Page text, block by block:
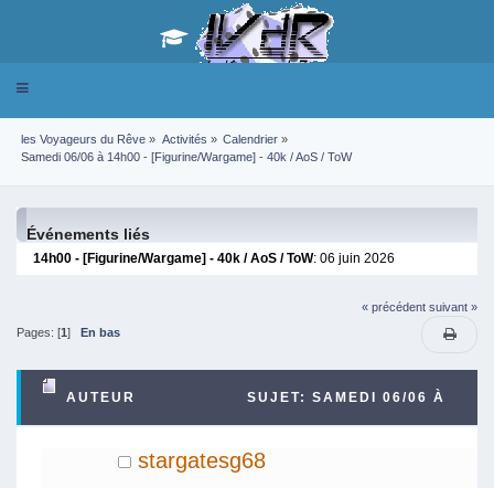
Toggle
les Voyageurs du Rêve » Activités » Calendrier»
Samedi 06/06 à 14h00 - [Figurine/Wargame] - 40k / AoS / ToW
Événements liés
14h00 - [Figurine/Wargame] - 40k / AoS / ToW: 06 juin 2026
« précédent suivant »
Pages: [1] En bas
AUTEUR SUJET: SAMEDI 06/06 À
14H00 - [FIGURINE/WARGAME] - 40K / AOS / TOW
stargatesg68